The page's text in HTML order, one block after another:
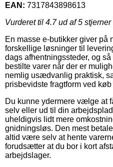
EAN: 7317843898613
Vurderet til 4.7ud af 5 stjerner
En masse e-butikker giver
forskellige løsninger til
dags afhentningssteder, og
bestilte varer når der er
nemlig usædvanlig praktisk,
prisbevidste fragtform ved
Du kunne ydermere vælge at
selv eller ud til din
uheldigvis lidt mere
gnidningsløs. Den mest
altid være selv at hente
forudsætter at du bor i kort
arbejdslager.